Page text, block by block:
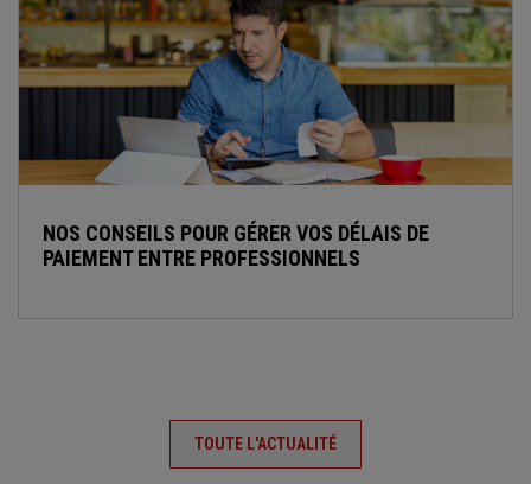
NOS CONSEILS POUR GÉRER VOS DÉLAIS DE
PAIEMENT ENTRE PROFESSIONNELS
TOUTE L'ACTUALITÉ